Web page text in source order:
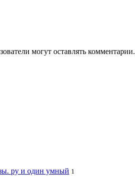
могут оставлять комментарии.
ру и один умный 1